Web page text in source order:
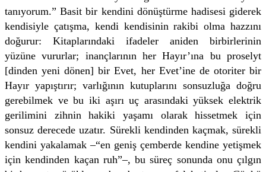
tanıyorum.” Basit bir kendini dönüştürme hadisesi giderek
kendisiyle çatışma, kendi kendisinin rakibi olma hazzını
doğurur: Kitaplarındaki ifadeler aniden birbirlerinin
yüzüne vururlar; inançlarının her Hayır’ına bu proselyt
[dinden yeni dönen] bir Evet, her Evet’ine de otoriter bir
Hayır yapıştırır; varlığının kutuplarını sonsuzluğa doğru
gerebilmek ve bu iki aşırı uç arasındaki yüksek elektrik
gerilimini zihnin hakiki yaşamı olarak hissetmek için
sonsuz derecede uzatır. Sürekli kendinden kaçmak, sürekli
kendini yakalamak –“en geniş çemberde kendine yetişmek
için kendinden kaçan ruh”–, bu süreç sonunda onu çılgın